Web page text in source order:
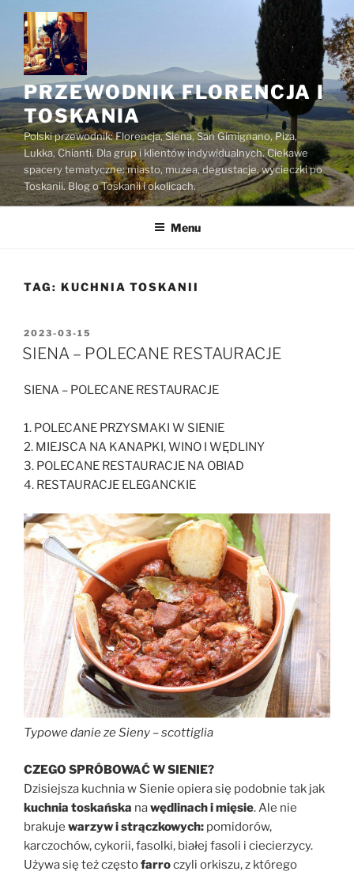
Przejdź
treści
PRZEWODNIK FLORENCJA I
TOSKANIA
Polski przewodnik: Florencja, Siena, San Gimignano, Piza,
Lukka, Chianti. Dla grup i klientów indywidualnych. Ciekawe
spacery tematyczne: miasto, muzea, degustacje, wycieczki po
Toskanii. Blog o Toskanii i okolicach.
Menu
TAG: KUCHNIA TOSKANII
OPUBLIKOWANE
W
2023-03-15
SIENA – POLECANE RESTAURACJE
SIENA – POLECANE RESTAURACJE
1. POLECANE PRZYSMAKI W SIENIE
2. MIEJSCA NA KANAPKI, WINO I WĘDLINY
3. POLECANE RESTAURACJE NA OBIAD
4. RESTAURACJE ELEGANCKIE
Typowe danie ze Sieny – scottiglia
CZEGO SPRÓBOWAĆ W SIENIE?
Dzisiejsza kuchnia w Sienie opiera się podobnie tak jak
kuchnia toskańska nawędlinach i mięsie. Ale nie
brakuje warzyw i strączkowych: pomidorów,
karczochów, cykorii, fasolki, białej fasoli i ciecierzycy.
Używa się też częstofarroczyli orkiszu, z którego